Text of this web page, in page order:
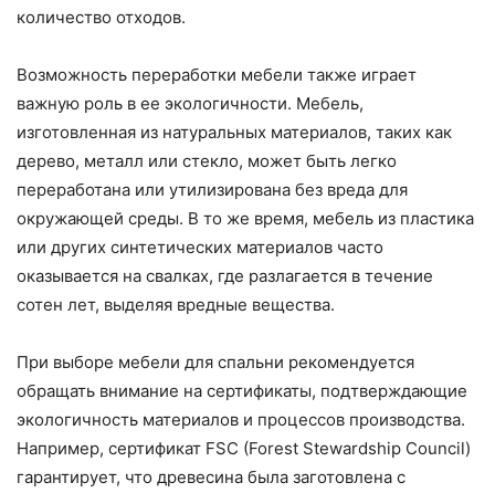
количество отходов.
Возможность переработки мебели также играет
важную роль в ее экологичности. Мебель,
изготовленная из натуральных материалов, таких как
дерево, металл или стекло, может быть легко
переработана или утилизирована без вреда для
окружающей среды. В то же время, мебель из пластика
или других синтетических материалов часто
оказывается на свалках, где разлагается в течение
сотен лет, выделяя вредные вещества.
При выборе мебели для спальни рекомендуется
обращать внимание на сертификаты, подтверждающие
экологичность материалов и процессов производства.
Например, сертификат FSC (Forest Stewardship Council)
гарантирует, что древесина была заготовлена с